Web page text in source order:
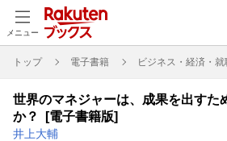
メニュー
トップ 電子書籍 ビジネス・経済・就
世界のマネジャーは、成果を出すた
か？ [電子書籍版]
井上大輔